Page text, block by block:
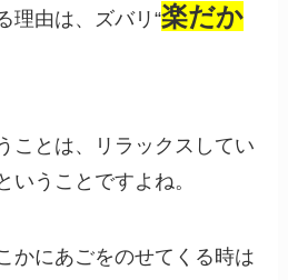
理由は、ズバリ“楽だか
ことは、リラックスしてい
いうことですよね。
かにあごをのせてくる時は